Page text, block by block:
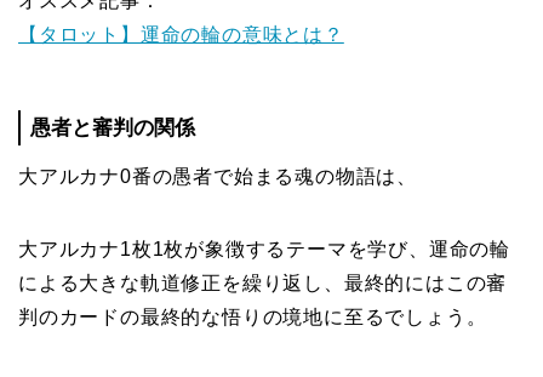
【タロット】運命の輪の意味とは？
愚者と審判の関係
大アルカナ0番の愚者で始まる魂の物語は、
大アルカナ1枚1枚が象徴するテーマを学び、運命の輪
による大きな軌道修正を繰り返し、最終的にはこの審
判のカードの最終的な悟りの境地に至るでしょう。